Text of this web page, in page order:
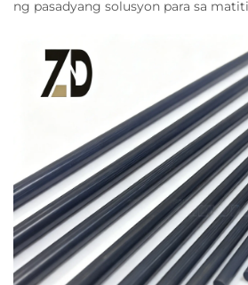
ng pasadyang solusyon para sa